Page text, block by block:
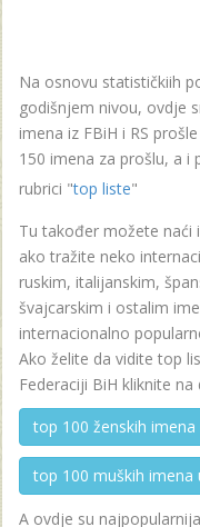
Na osnovu statističkiih
godišnjem nivou, ovdje
imena iz FBiH i RS
150 imena za prošlu, a
rubrici "top liste"
Tu također možete naći
ako tražite neko
ruskim, italijanskim,
švajcarskim i ostalim
internacionalno
Ako želite da vidite top
Federaciji BiH kliknite na
top 100 ženskih imena
top 100 muških imena
A ovdje su